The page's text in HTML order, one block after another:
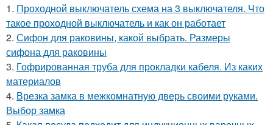
1. Проходной выключатель схема на 3 выключателя. Что
такое проходной выключатель и как он работает
2. Сифон для раковины, какой выбрать. Размеры
сифона для раковины
3. Гофрированная труба для прокладки кабеля. Из каких
материалов
4. Врезка замка в межкомнатную дверь своими руками.
Выбор замка